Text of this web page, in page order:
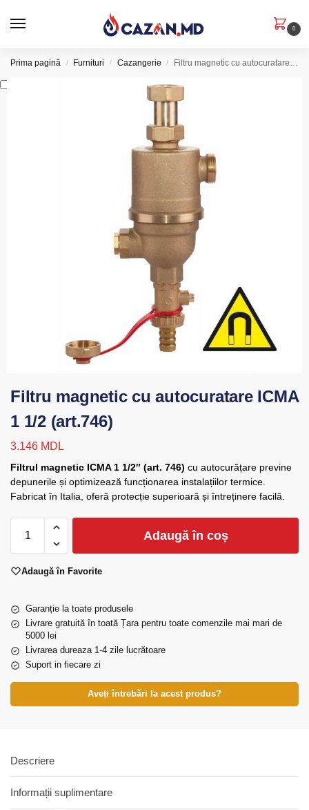
0
Prima pagină / Furnituri / Cazangerie / Filtru magnetic cu autocuratare ICMA 1 1/2 (art.746)
Filtru magnetic cu autocuratare ICMA
1 1/2 (art.746)
3.146 MDL
Filtrul magnetic ICMA 1 1/2″ (art. 746) cu autocurățare previne
depunerile și optimizează funcționarea instalațiilor termice.
Fabricat în Italia, oferă protecție superioară și întreținere facilă.
Adaugă în coș
Adaugă în Favorite
Garanție la toate produsele
Livrare gratuită în toată Țara pentru toate comenzile mai mari de
5000 lei
Livrarea dureaza 1-4 zile lucrătoare
Suport in fiecare zi
Aveți întrebări la acest produs?
Descriere
Informații suplimentare